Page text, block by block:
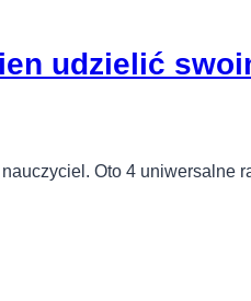
udzielić
Oto 4 uniwersalne